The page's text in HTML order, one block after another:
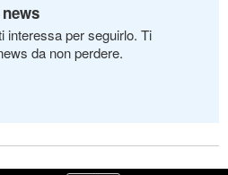
interessa per seguirlo. Ti
da non perdere.